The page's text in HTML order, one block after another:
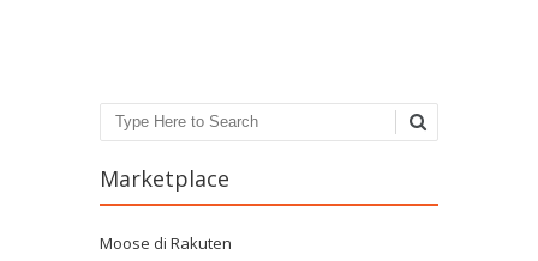
Search
Marketplace
Moose di Rakuten